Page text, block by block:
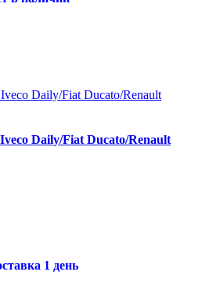
Daily/Fiat Ducato/Renault
1 день